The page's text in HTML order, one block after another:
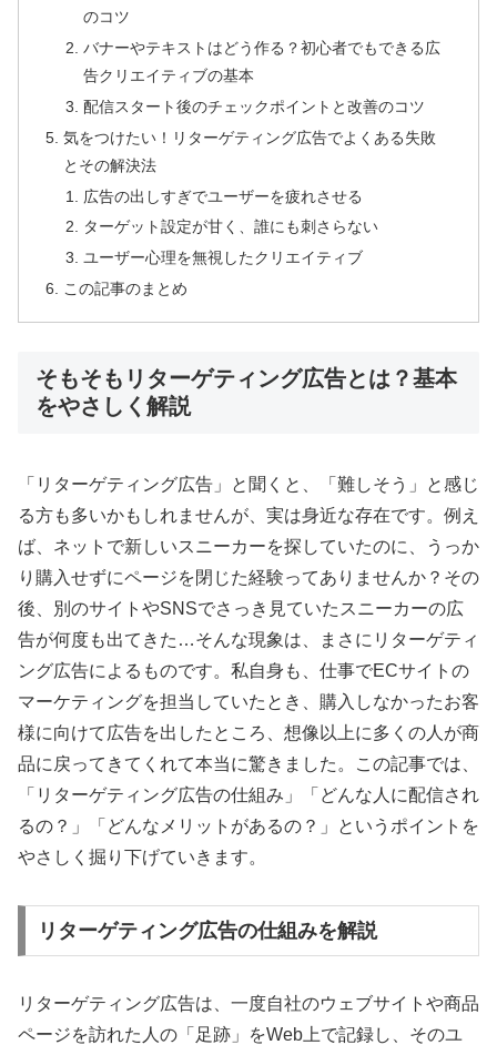
のコツ
バナーやテキストはどう作る？初心者でもできる広
告クリエイティブの基本
配信スタート後のチェックポイントと改善のコツ
気をつけたい！リターゲティング広告でよくある失敗
とその解決法
広告の出しすぎでユーザーを疲れさせる
ターゲット設定が甘く、誰にも刺さらない
ユーザー心理を無視したクリエイティブ
この記事のまとめ
そもそもリターゲティング広告とは？基本
をやさしく解説
「リターゲティング広告」と聞くと、「難しそう」と感じ
る方も多いかもしれませんが、実は身近な存在です。例え
ば、ネットで新しいスニーカーを探していたのに、うっか
り購入せずにページを閉じた経験ってありませんか？その
後、別のサイトやSNSでさっき見ていたスニーカーの広
告が何度も出てきた…そんな現象は、まさにリターゲティ
ング広告によるものです。私自身も、仕事でECサイトの
マーケティングを担当していたとき、購入しなかったお客
様に向けて広告を出したところ、想像以上に多くの人が商
品に戻ってきてくれて本当に驚きました。この記事では、
「リターゲティング広告の仕組み」「どんな人に配信され
るの？」「どんなメリットがあるの？」というポイントを
やさしく掘り下げていきます。
リターゲティング広告の仕組みを解説
リターゲティング広告は、一度自社のウェブサイトや商品
ページを訪れた人の「足跡」をWeb上で記録し、そのユ